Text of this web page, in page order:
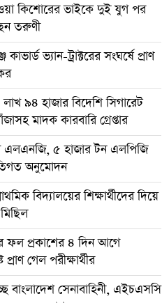
কিশোরের ভাইকে দুই যুগ পর
তরুণী
ভ্যান-ট্রাক্টরের সংঘর্ষে প্রাণ
লাখ ৯৪ হাজার বিদেশি সিগারেট
মাদক কারবারি গ্রেপ্তার
এলএনজি, ৫ হাজার টন এলপিজি
অনুমোদন
বিদ্যালয়ের শিক্ষার্থীদের দিয়ে
প্রকাশের ৪ দিন আগে
প্রাণ গেল পরীক্ষার্থীর
বাংলাদেশ সেনাবাহিনী, এইচএসসি